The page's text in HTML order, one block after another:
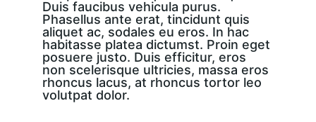
Duis faucibus vehicula purus.
Phasellus ante erat, tincidunt quis
aliquet ac, sodales eu eros. In hac
habitasse platea dictumst. Proin eget
posuere justo. Duis efficitur, eros
non scelerisque ultricies, massa eros
rhoncus lacus, at rhoncus tortor leo
volutpat dolor.